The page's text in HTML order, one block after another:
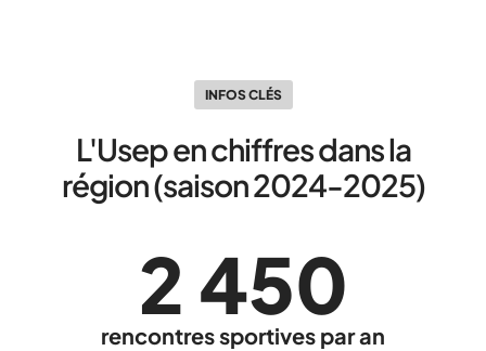
INFOS CLÉS
L'Usep en chiffres dans la
région (saison 2024-2025)
2 450
rencontres sportives par an